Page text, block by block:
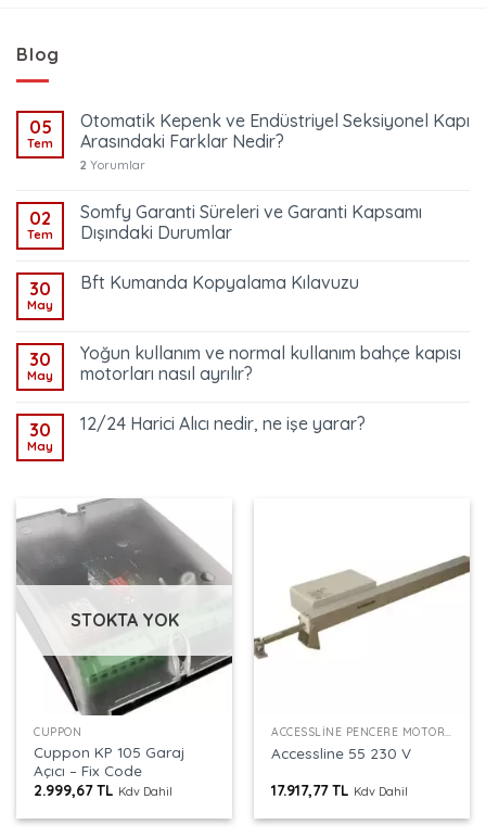
Blog
05
Tem
Otomatik Kepenk ve Endüstriyel Seksiyonel Kapı
Arasındaki Farklar Nedir?
2 Yorumlar
02
Tem
Somfy Garanti Süreleri ve Garanti Kapsamı
Dışındaki Durumlar
30
May
Bft Kumanda Kopyalama Kılavuzu
30
May
Yoğun kullanım ve normal kullanım bahçe kapısı
motorları nasıl ayrılır?
30
May
12/24 Harici Alıcı nedir, ne işe yarar?
STOKTA YOK
CUPPON
Cuppon KP 105 Garaj
Açıcı – Fix Code
2.999,67TL Kdv Dahil
ACCESSLINE PENCERE MOTORU
Accessline 55 230 V
17.917,77TL Kdv Dahil